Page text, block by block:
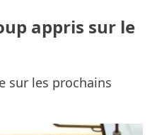
appris sur le
sur les prochains